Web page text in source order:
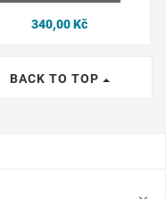
340,00 Kč
BACK TO TOP